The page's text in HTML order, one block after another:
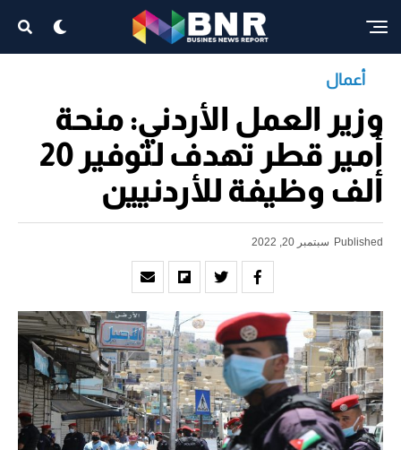
أعمال
وزير العمل الأردني: منحة
أمير قطر تهدف لتوفير 20
ألف وظيفة للأردنيين
Published سبتمبر 20, 2022